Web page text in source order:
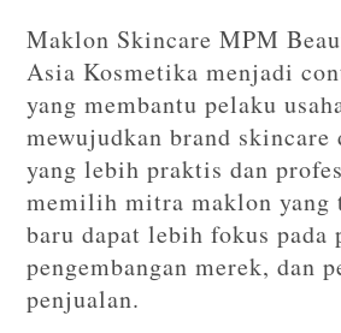
Maklon Skincare MPM
Asia Kosmetika menjadi
yang membantu pelaku
mewujudkan brand skincare
yang lebih praktis dan
memilih mitra maklon yang
baru dapat lebih fokus pada
pengembangan merek, dan
penjualan.